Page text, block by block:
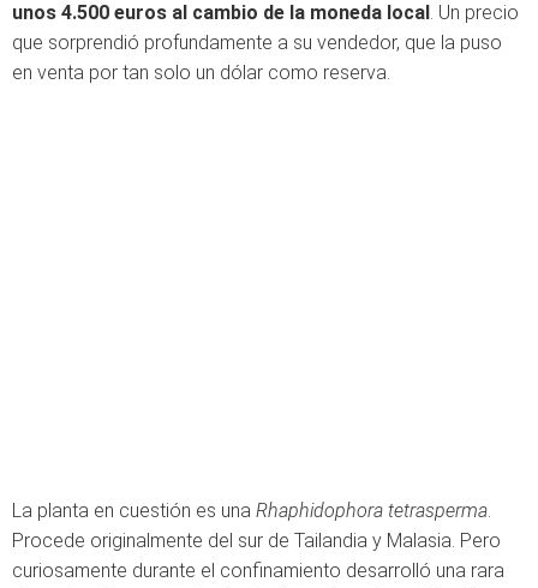
unos 4.500 euros al cambio de la moneda local. Un precio
que sorprendió profundamente a su vendedor, que la puso
en venta por tan solo un dólar como reserva.
La planta en cuestión es una Rhaphidophora tetrasperma.
Procede originalmente del sur de Tailandia y Malasia. Pero
curiosamente durante el confinamiento desarrolló una rara